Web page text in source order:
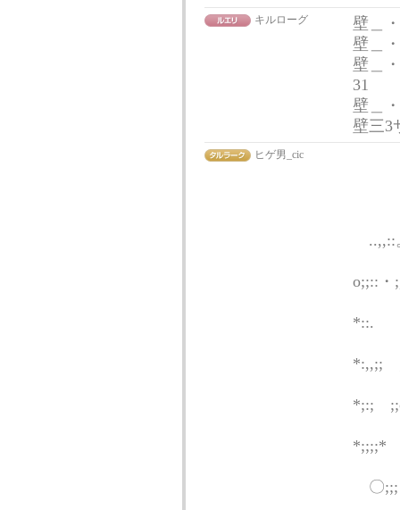
キルローグ
壁＿
壁＿
壁＿
31
壁＿
壁三3
ヒゲ男_cic
..,,::
o;;::
*::.
*:,,;;
*;:;ゞ
*;;;;*
〇;;;